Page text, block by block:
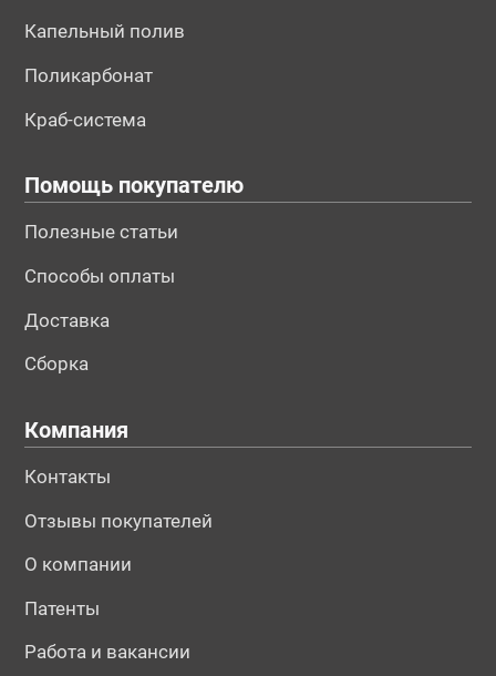
Капельный полив
Поликарбонат
Краб-система
Помощь покупателю
Полезные статьи
Способы оплаты
Доставка
Сборка
Компания
Контакты
Отзывы покупателей
О компании
Патенты
Работа и вакансии